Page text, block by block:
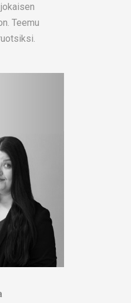
Teemu